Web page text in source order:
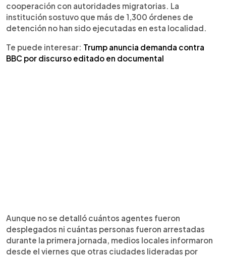
cooperación con autoridades migratorias. La
institución sostuvo que más de 1,300 órdenes de
detención no han sido ejecutadas en esta localidad.
Te puede interesar: Trump anuncia demanda contra
BBC por discurso editado en documental
Aunque no se detalló cuántos agentes fueron
desplegados ni cuántas personas fueron arrestadas
durante la primera jornada, medios locales informaron
desde el viernes que otras ciudades lideradas por